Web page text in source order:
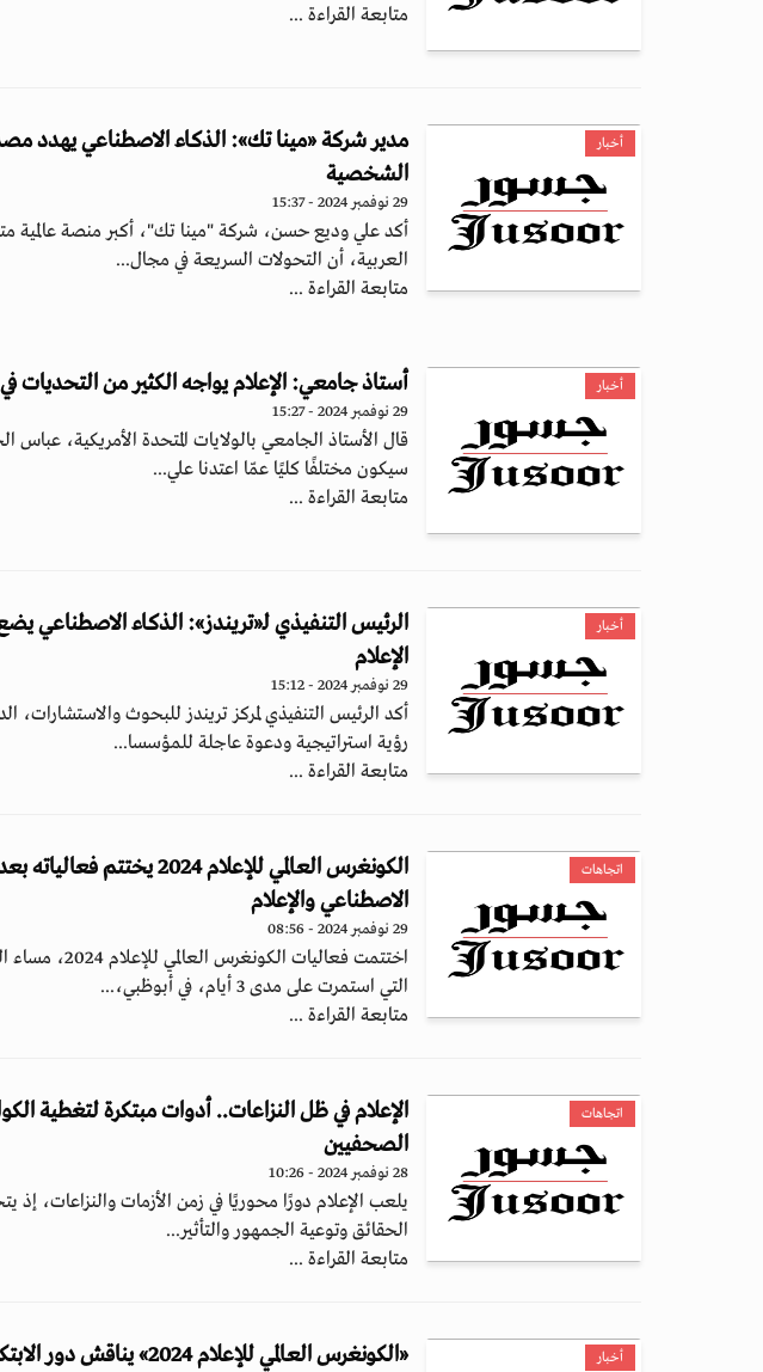
متابعة القراءة ...
أخبار
مدير شركة «مينا تك»: الذكاء الاصطناعي يهدد
الشخصية
29 نوفمبر 2024 - 15:37
أكد علي وديع حسن، شركة "مينا تك"، أكبر منصة عالمية
العربية، أن التحولات السريعة في مجال...
متابعة القراءة ...
أخبار أستاذ جامعي: الإعلام يواجه الكثير من التحديات
29 نوفمبر 2024 - 15:27
قال الأستاذ الجامعي بالولايات المتحدة الأمريكية،
سيكون مختلفًا كليًا عمّا اعتدنا علي...
متابعة القراءة ...
أخبار
الرئيس التنفيذي لـ«تريندز»: الذكاء الاصطناعي
الإعلام
29 نوفمبر 2024 - 15:12
أكد الرئيس التنفيذي لمركز تريندز للبحوث
رؤية استراتيجية ودعوة عاجلة للمؤسسا...
متابعة القراءة ...
اتجاهات
الكونغرس العالمي للإعلام 2024
الاصطناعي والإعلام
29 نوفمبر 2024 - 08:56
اختتمت فعاليات
التي استمرت على مدى 3 أيام، في أبوظبي،...
متابعة القراءة ...
اتجاهات
الإعلام في ظل النزاعات.. أدوات مبتكرة لتغطية
الصحفيين
28 نوفمبر 2024 - 10:26
يلعب الإعلام دورًا محوريًا في زمن الأزمات والنزاعات،
الحقائق وتوعية الجمهور والتأثير...
متابعة القراءة ...
أخبار «الكونغرس العالمي للإعلام 2024» يناقش دور الابتكارات الرقمية في إنتاج الأخبار